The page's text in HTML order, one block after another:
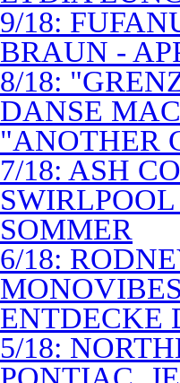
9/18:
BRAUN -
8/18:
DANSE
"ANOTHER
7/18: ASH
SOMMER
6/18:
ENTDECKE
5/18: